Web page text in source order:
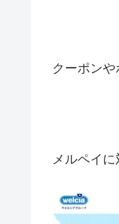
クーポン
メルペイ